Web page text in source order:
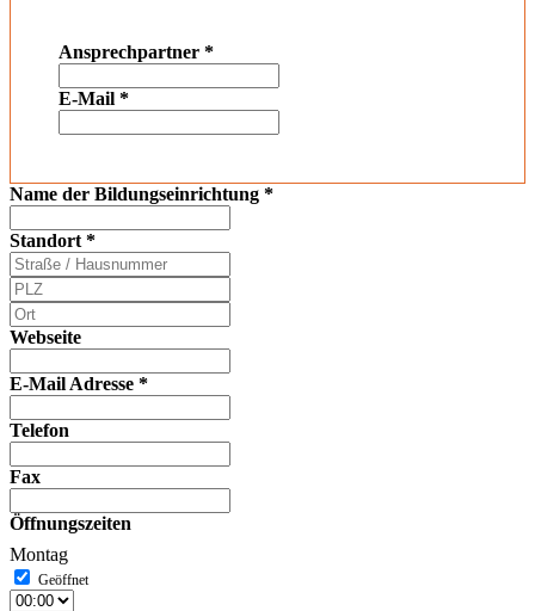
Ansprechpartner *
E-Mail *
Name der Bildungseinrichtung *
Standort*
Webseite
E-Mail Adresse *
Telefon
Fax
Öffnungszeiten
Montag